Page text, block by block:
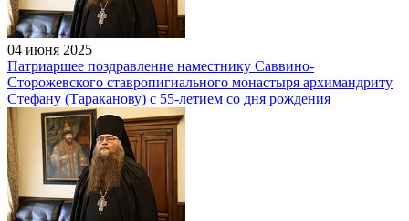
04 июня 2025
Патриаршее поздравление наместнику Саввино-
Сторожевского ставропигиального монастыря архимандриту
Стефану (Тараканову) с 55-летием со дня рождения